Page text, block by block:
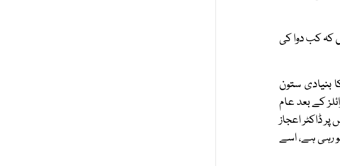
کہ کب دوا کی
بنیادی ستون
کے بعد عام
ڈاکٹر اعجاز
رہی ہے، اسے